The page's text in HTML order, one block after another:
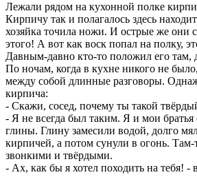
Лежали рядом на кухонной полке
Кирпичу так и полагалось здесь
хозяйка точила ножи. И острые же они
этого! А вот как воск попал на полку,
Давным-давно кто-то положил его там,
По ночам, когда в кухне никого не
между собой длинные разговоры.
кирпича:
- Скажи, сосед, почему ты такой
- Я не всегда был таким. Я и мои братья
глины. Глину замесили водой, долго
кирпичей, а потом сунули в огонь.
звонкими и твёрдыми.
- Ах, как бы я хотел походить на тебя! -